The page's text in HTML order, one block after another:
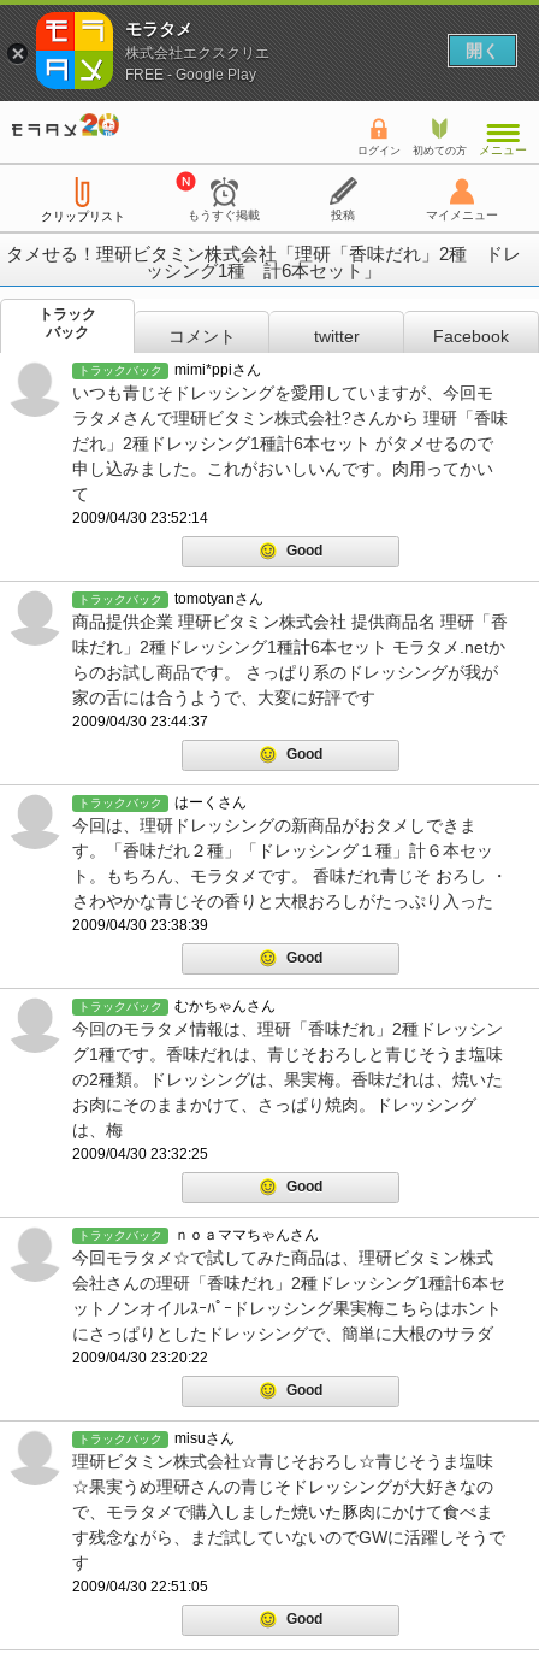
ログイン 初めての方 メニュー
クリップリスト もうすぐ掲載 投稿 マイメニュー
タメせる！理研ビタミン株式会社「理研「香味だれ」2種 ドレ
ッシング1種 計6本セット」
トラック
バック
コメント twitter Facebook
トラックバック mimi*ppiさん
いつも青じそドレッシングを愛用していますが、今回モ
ラタメさんで理研ビタミン株式会社?さんから 理研「香味
だれ」2種ドレッシング1種計6本セット がタメせるので
申し込みました。これがおいしいんです。肉用ってかい
て
2009/04/30 23:52:14
Good
トラックバック tomotyanさん
商品提供企業 理研ビタミン株式会社 提供商品名 理研「香
味だれ」2種ドレッシング1種計6本セット モラタメ.netか
らのお試し商品です。 さっぱり系のドレッシングが我が
家の舌には合うようで、大変に好評です
2009/04/30 23:44:37
Good
トラックバック はーくさん
今回は、理研ドレッシングの新商品がおタメしできま
す。「香味だれ２種」「ドレッシング１種」計６本セッ
ト。もちろん、モラタメです。 香味だれ青じそ おろし ・
さわやかな青じその香りと大根おろしがたっぷり入った
2009/04/30 23:38:39
Good
トラックバック むかちゃんさん
今回のモラタメ情報は、理研「香味だれ」2種ドレッシン
グ1種です。香味だれは、青じそおろしと青じそうま塩味
の2種類。ドレッシングは、果実梅。香味だれは、焼いた
お肉にそのままかけて、さっぱり焼肉。ドレッシング
は、梅
2009/04/30 23:32:25
Good
トラックバック ｎｏａママちゃんさん
今回モラタメ☆で試してみた商品は、理研ビタミン株式
会社さんの理研「香味だれ」2種ドレッシング1種計6本セ
ットノンオイルｽｰﾊﾟｰドレッシング果実梅こちらはホント
にさっぱりとしたドレッシングで、簡単に大根のサラダ
2009/04/30 23:20:22
Good
トラックバック misuさん
理研ビタミン株式会社☆青じそおろし☆青じそうま塩味
☆果実うめ理研さんの青じそドレッシングが大好きなの
で、モラタメで購入しました焼いた豚肉にかけて食べま
す残念ながら、まだ試していないのでGWに活躍しそうで
す
2009/04/30 22:51:05
Good
モラタメ
株式会社エクスクリエ
FREE - Google Play
開く